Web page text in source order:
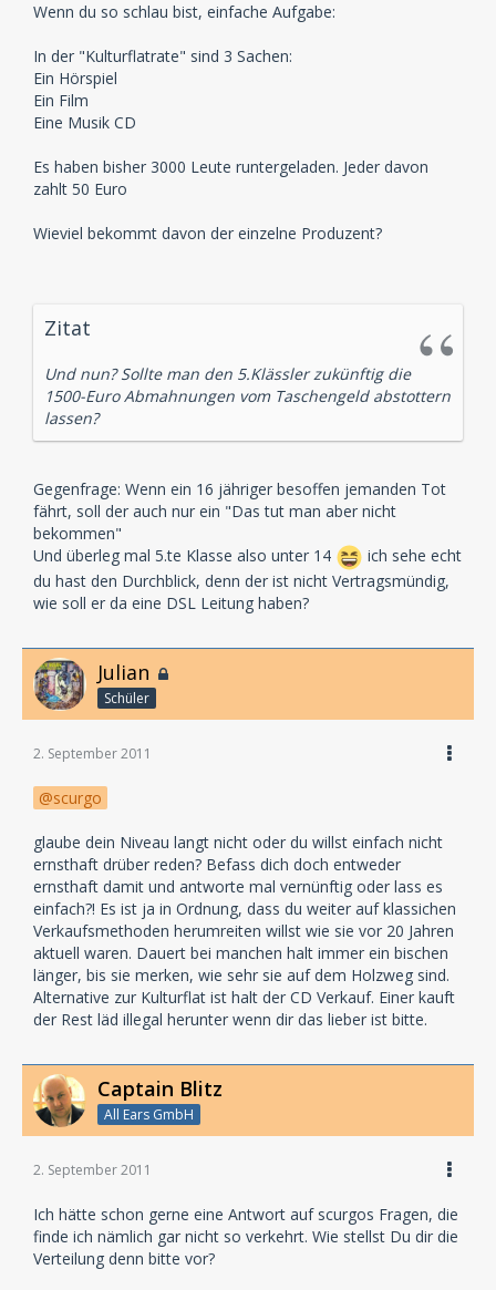
Wenn du so schlau bist, einfache Aufgabe:
In der "Kulturflatrate" sind 3 Sachen:
Ein Hörspiel
Ein Film
Eine Musik CD
Es haben bisher 3000 Leute runtergeladen. Jeder davon
zahlt 50 Euro
Wieviel bekommt davon der einzelne Produzent?
Zitat
Und nun? Sollte man den 5.Klässler zukünftig die
1500-Euro Abmahnungen vom Taschengeld abstottern
lassen?
Gegenfrage: Wenn ein 16 jähriger besoffen jemanden Tot
fährt, soll der auch nur ein "Das tut man aber nicht
bekommen"
Und überleg mal 5.te Klasse also unter 14
ich sehe echt
du hast den Durchblick, denn der ist nicht Vertragsmündig,
wie soll er da eine DSL Leitung haben?
Julian
Schüler
2. September 2011
scurgo
glaube dein Niveau langt nicht oder du willst einfach nicht
ernsthaft drüber reden? Befass dich doch entweder
ernsthaft damit und antworte mal vernünftig oder lass es
einfach?! Es ist ja in Ordnung, dass du weiter auf klassichen
Verkaufsmethoden herumreiten willst wie sie vor 20 Jahren
aktuell waren. Dauert bei manchen halt immer ein bischen
länger, bis sie merken, wie sehr sie auf dem Holzweg sind.
Alternative zur Kulturflat ist halt der CD Verkauf. Einer kauft
der Rest läd illegal herunter wenn dir das lieber ist bitte.
Captain Blitz
All Ears GmbH
2. September 2011
Ich hätte schon gerne eine Antwort auf scurgos Fragen, die
finde ich nämlich gar nicht so verkehrt. Wie stellst Du dir die
Verteilung denn bitte vor?